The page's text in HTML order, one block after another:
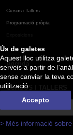
Ús de galetes
Aquest lloc utilitza
serveis a partir de
sense canviar la teva
utilització.
Accepto
> Més informació
Cursos i Tallers
Programació pròpia
Agenda
CURSOS I TALLERS